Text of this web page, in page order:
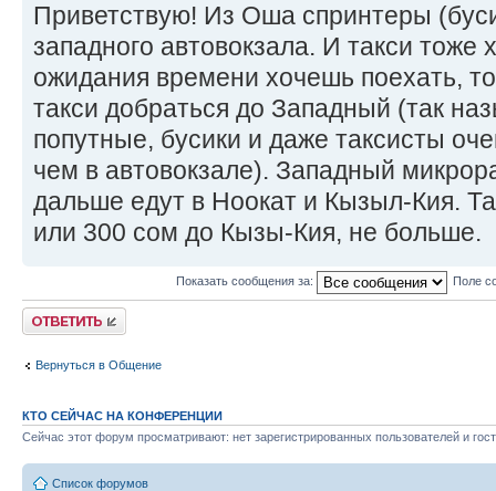
Приветствую! Из Оша спринтеры
западного автовокзала. И такси тоже
ожидания времени хочешь поехать,
такси добраться до Западный (так
попутные, бусики и даже таксисты
чем в автовокзале). Западный
дальше едут в Ноокат и Кызыл-Кия.
или 300 сом до Кызы-Кия, не больше.
Показать сообщения за: Поле
Ответить
Вернуться в Общение
КТО СЕЙЧАС НА КОНФЕРЕНЦИИ
Сейчас этот форум просматривают: нет зарегистрированных пользователей и
Список форумов